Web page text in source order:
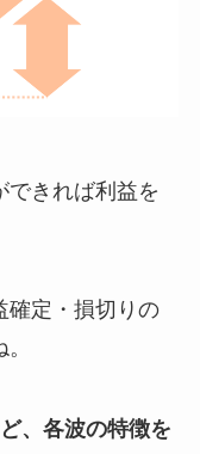
できれば利益を
確定・損切りの
、各波の特徴を